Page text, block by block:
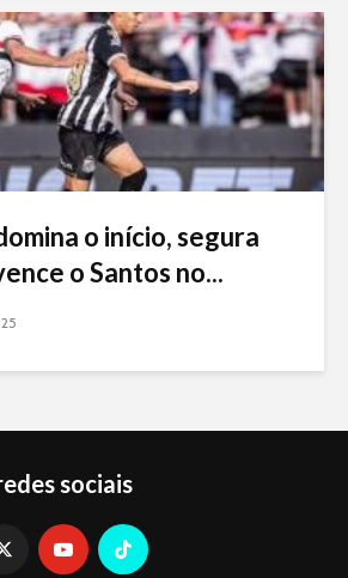
o início, segura
o Santos no...
sociais